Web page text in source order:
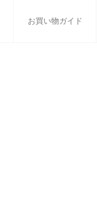
お買い物ガイド